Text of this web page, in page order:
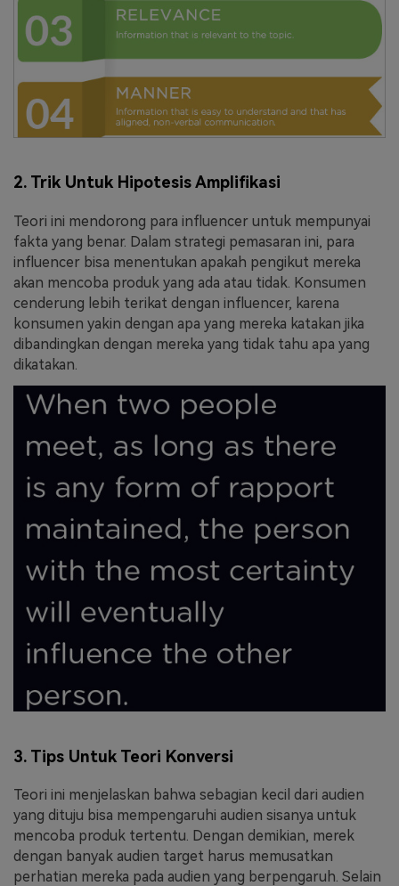
2. Trik Untuk Hipotesis Amplifikasi
Teori ini mendorong para influencer untuk mempunyai
fakta yang benar. Dalam strategi pemasaran ini, para
influencer bisa menentukan apakah pengikut mereka
akan mencoba produk yang ada atau tidak. Konsumen
cenderung lebih terikat dengan influencer, karena
konsumen yakin dengan apa yang mereka katakan jika
dibandingkan dengan mereka yang tidak tahu apa yang
dikatakan.
3. Tips Untuk Teori Konversi
Teori ini menjelaskan bahwa sebagian kecil dari audien
yang dituju bisa mempengaruhi audien sisanya untuk
mencoba produk tertentu. Dengan demikian, merek
dengan banyak audien target harus memusatkan
perhatian mereka pada audien yang berpengaruh. Selain